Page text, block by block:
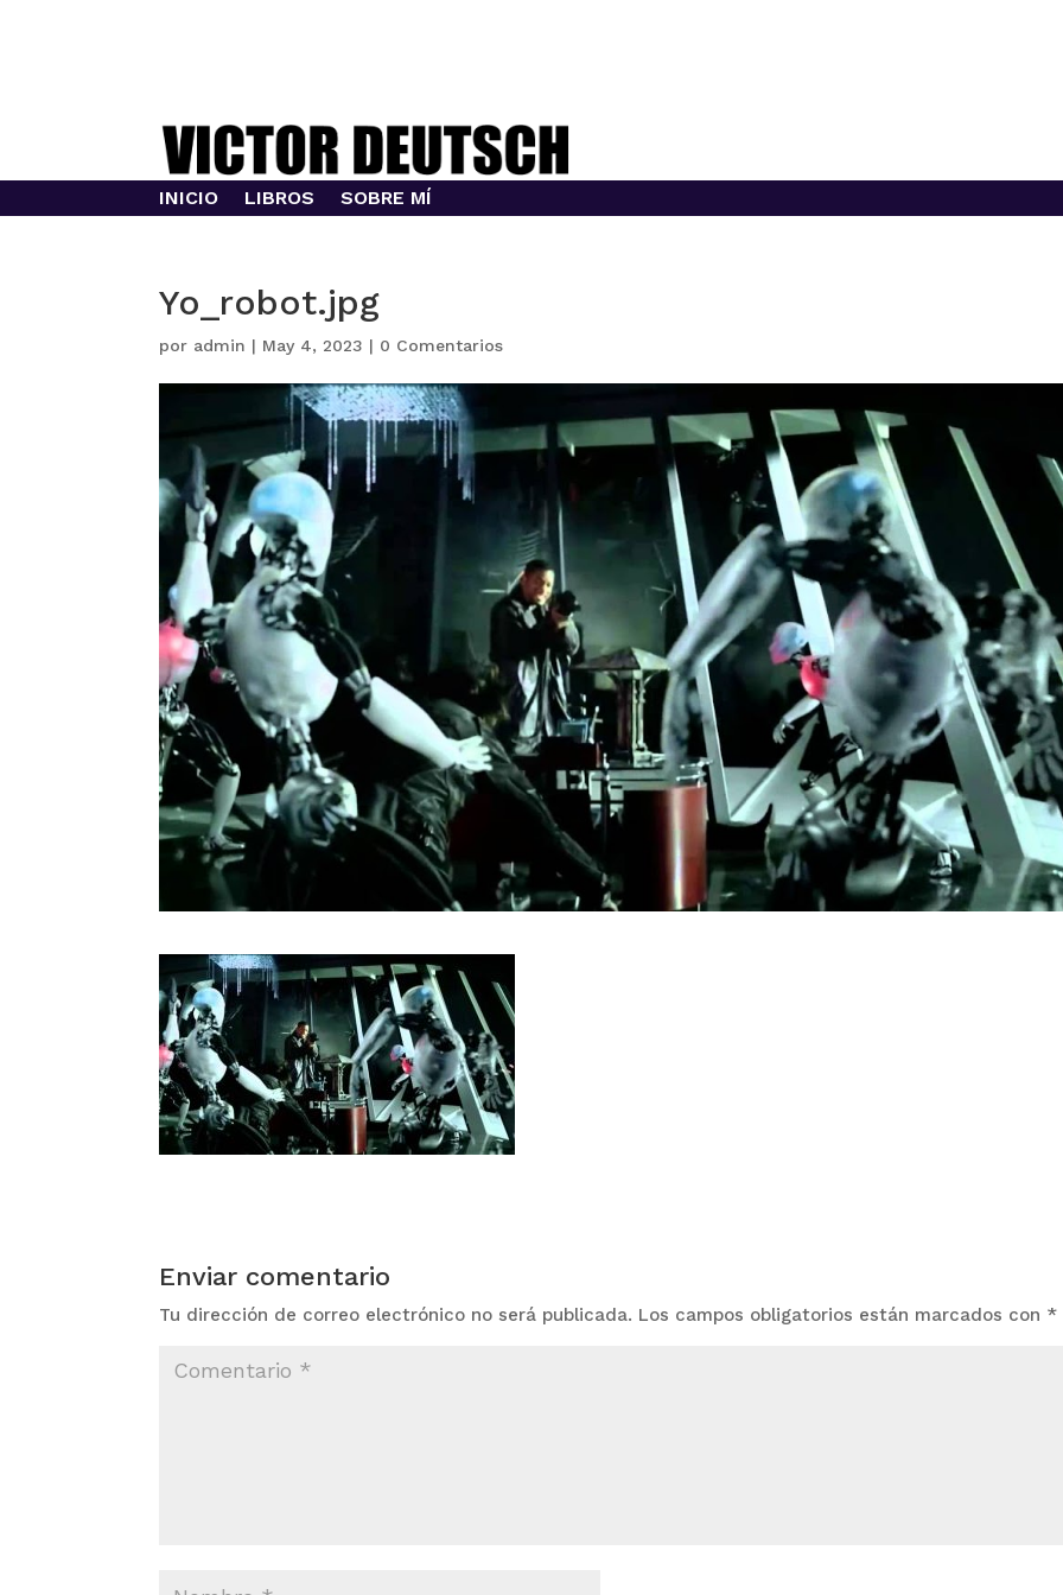
INICIO LIBROS SOBRE MÍ
Yo_robot.jpg
por admin | May 4, 2023 | 0 Comentarios
Enviar comentario
Tu dirección de correo electrónico no será publicada. Los campos obligatorios están marcados con *